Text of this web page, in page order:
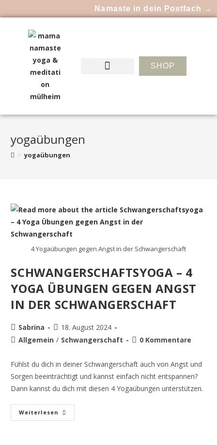
Namaste in dein Postfach →
SHOP
yogaübungen
> yogaübungen
4 Yogaübungen gegen Angst in der Schwangerschaft
SCHWANGERSCHAFTSYOGA – 4
YOGA ÜBUNGEN GEGEN ANGST
IN DER SCHWANGERSCHAFT
Sabrina
18. August 2024
Allgemein / Schwangerschaft 0 Kommentare
Fühlst du dich in deiner Schwangerschaft auch von Angst und
Sorgen beeinträchtigt und kannst einfach nicht entspannen?
Dann kannst du dich mit diesen 4 Yogaübungen unterstützen.
Weiterlesen